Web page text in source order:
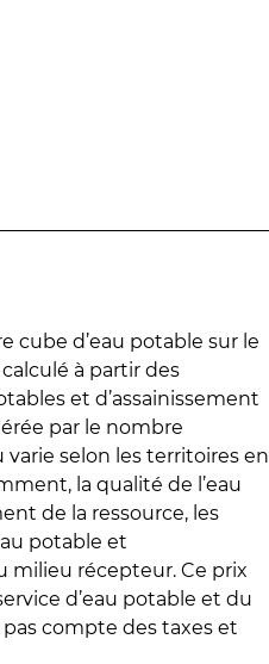
cube d’eau potable sur le
à partir des
et d’assainissement
par le nombre
varie selon les territoires en
la qualité de l’eau
de la ressource, les
potable et
milieu récepteur. Ce prix
d’eau potable et du
compte des taxes et